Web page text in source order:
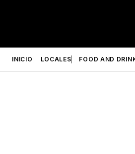
INICIO LOCALES FOOD AND